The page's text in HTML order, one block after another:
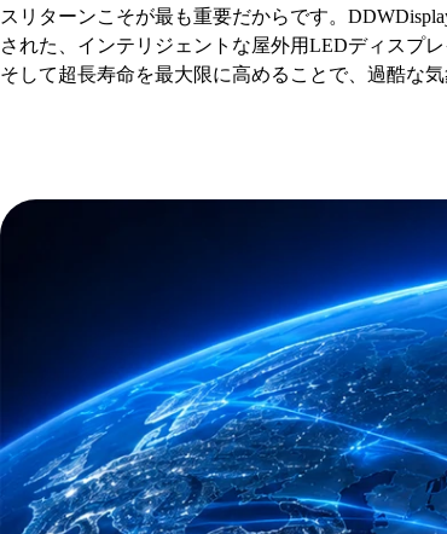
スリターンこそが最も重要だからです。
された、インテリジェントな屋外用LEDディスプ
そして超長寿命を最大限に高めることで、過酷な